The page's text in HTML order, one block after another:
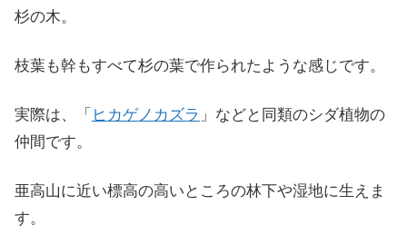
杉の木。
枝葉も幹もすべて杉の葉で作られたような感じです。
実際は、「 ヒカゲノカズラ 」などと同類のシダ植物の
仲間です。
亜高山に近い標高の高いところの林下や湿地に生えま
す。